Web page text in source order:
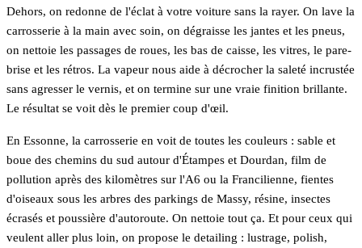
Dehors, on redonne de l'éclat à votre voiture sans la rayer. On lave la
carrosserie à la main avec soin, on dégraisse les jantes et les pneus,
on nettoie les passages de roues, les bas de caisse, les vitres, le pare-
brise et les rétros. La vapeur nous aide à décrocher la saleté incrustée
sans agresser le vernis, et on termine sur une vraie finition brillante.
Le résultat se voit dès le premier coup d'œil.
En Essonne, la carrosserie en voit de toutes les couleurs : sable et
boue des chemins du sud autour d'Étampes et Dourdan, film de
pollution après des kilomètres sur l'A6 ou la Francilienne, fientes
d'oiseaux sous les arbres des parkings de Massy, résine, insectes
écrasés et poussière d'autoroute. On nettoie tout ça. Et pour ceux qui
veulent aller plus loin, on propose le detailing : lustrage, polish,